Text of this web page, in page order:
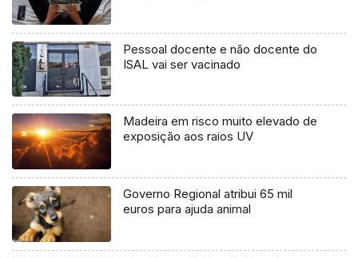
Pessoal docente e não docente do
ISAL vai ser vacinado
Madeira em risco muito elevado de
exposição aos raios UV
Governo Regional atribui 65 mil
euros para ajuda animal